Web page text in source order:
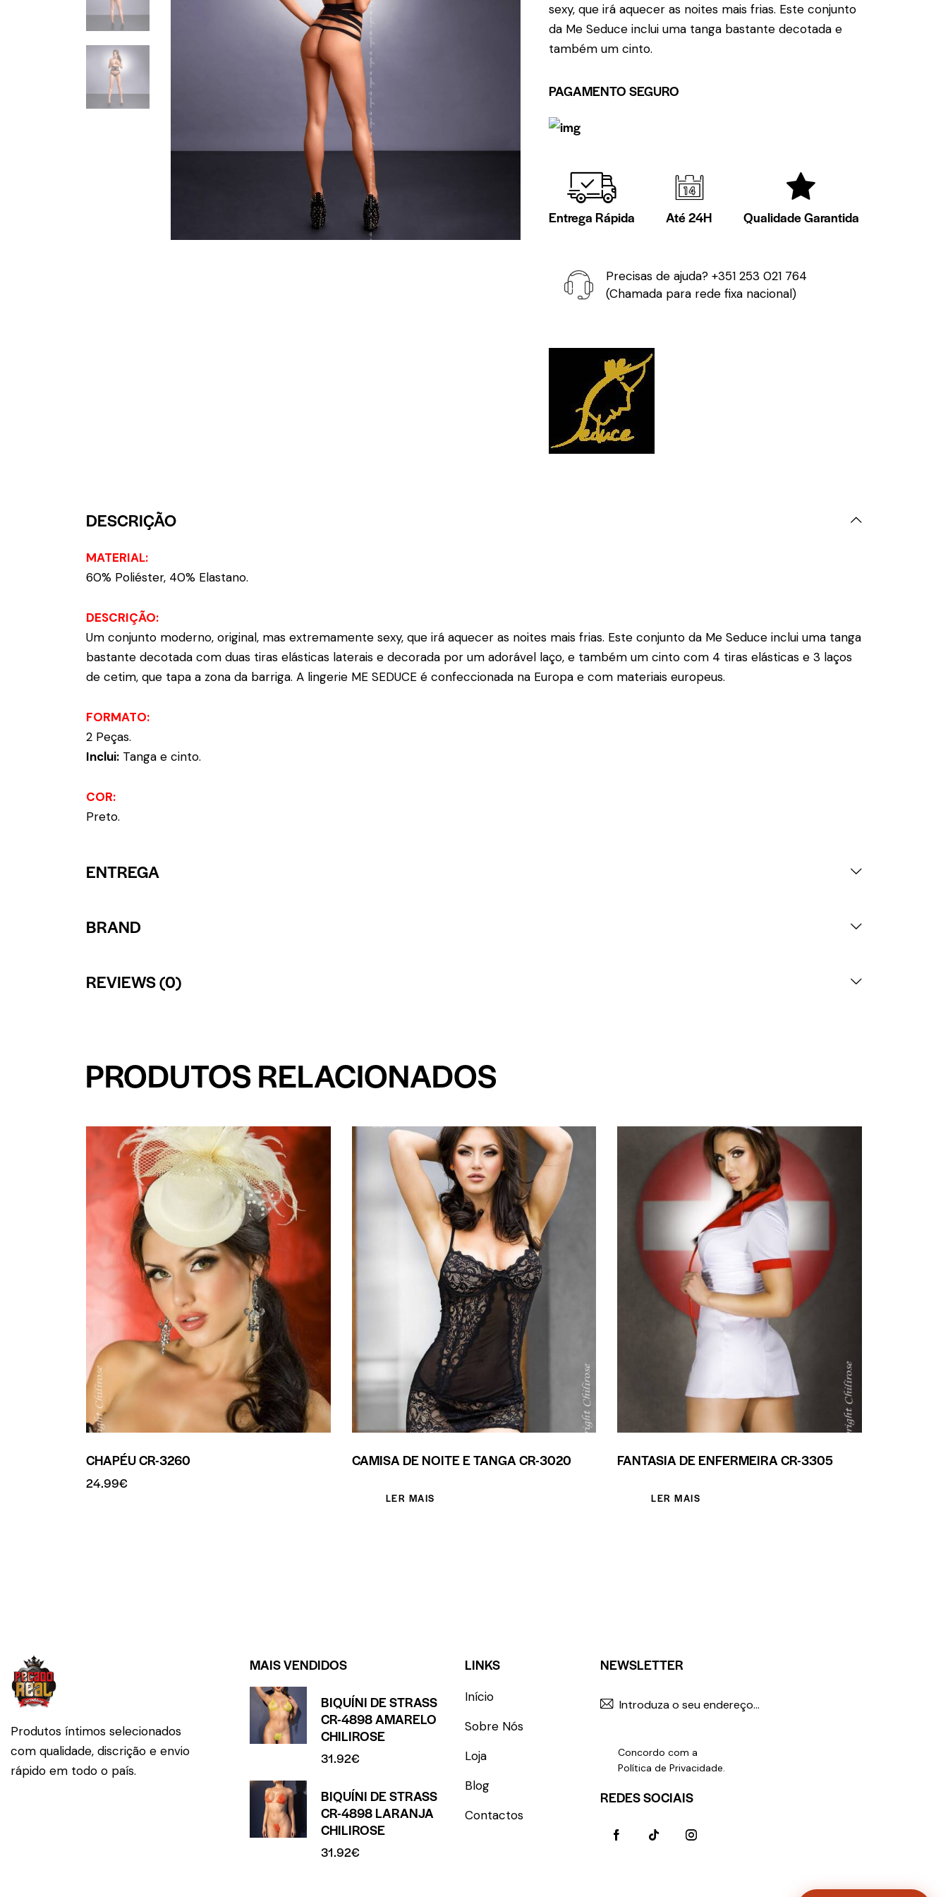
sexy, que irá aquecer as noites mais frias. Este conjunto
da Me Seduce inclui uma tanga bastante decotada e
também um cinto.
PAGAMENTO SEGURO
Entrega Rápida Até 24H Qualidade Garantida
Precisas de ajuda? +351 253 021 764
(Chamada para rede fixa nacional)
DESCRIÇÃO
MATERIAL:
60% Poliéster, 40% Elastano.
DESCRIÇÃO:
Um conjunto moderno, original, mas extremamente sexy, que irá aquecer as noites mais frias. Este conjunto da Me Seduce inclui uma tanga
bastante decotada com duas tiras elásticas laterais e decorada por um adorável laço, e também um cinto com 4 tiras elásticas e 3 laços
de cetim, que tapa a zona da barriga. A lingerie ME SEDUCE é confeccionada na Europa e com materiais europeus.
FORMATO:
2 Peças.
Inclui: Tanga e cinto.
COR:
Preto.
ENTREGA
BRAND
REVIEWS (0)
PRODUTOS RELACIONADOS
CHAPÉU CR-3260
24.99€
CAMISA DE NOITE E TANGA CR-3020
LER MAIS
FANTASIA DE ENFERMEIRA CR-3305
LER MAIS
Produtos íntimos selecionados
com qualidade, discrição e envio
rápido em todo o país.
MAIS VENDIDOS
BIQUÍNI DE STRASS
CR-4898 AMARELO
CHILIROSE
31.92€
BIQUÍNI DE STRASS
CR-4898 LARANJA
CHILIROSE
31.92€
LINKS
Início
Sobre Nós
Loja
Blog
Contactos
NEWSLETTER
Concordo com a
Política de Privacidade.
REDES SOCIAIS